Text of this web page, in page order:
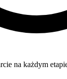
na każdym